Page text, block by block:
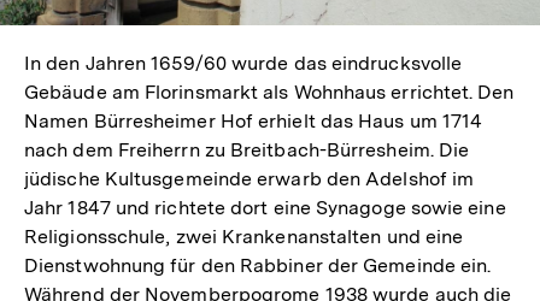
In den Jahren 1659/60 wurde das eindrucksvolle
Gebäude am Florinsmarkt als Wohnhaus errichtet. Den
Namen Bürresheimer Hof erhielt das Haus um 1714
nach dem Freiherrn zu Breitbach-Bürresheim. Die
jüdische Kultusgemeinde erwarb den Adelshof im
Jahr 1847 und richtete dort eine Synagoge sowie eine
Religionsschule, zwei Krankenanstalten und eine
Dienstwohnung für den Rabbiner der Gemeinde ein.
Während der Novemberpogrome 1938 wurde auch die